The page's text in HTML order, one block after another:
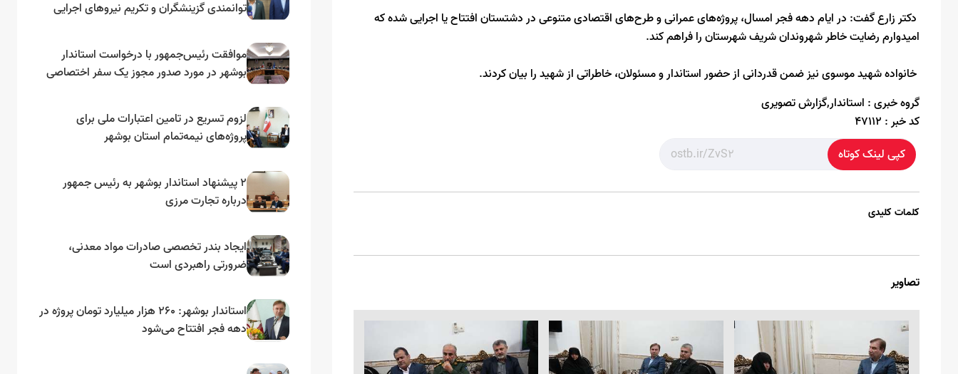
دکتر زارع گفت: در ایام دهه فجر امسال، پروژه‌های عمرانی و طرح‌های اقتصادی متنوعی در دشتستان افتتاح یا اجرایی شده که
امیدوارم رضایت خاطر شهروندان شریف شهرستان را فراهم کند.
خانواده شهید موسوی نیز ضمن قدردانی از حضور استاندار و مسئولان، خاطراتی از شهید را بیان کردند.
گروه خبری : استاندار,گزارش تصویری
کد خبر : 47112
کپی لینک کوتاه
کلمات کلیدی
تصاویر
توانمندی گزینشگران و تکریم نیروهای اجرایی
موافقت رئیس‌جمهور با درخواست استاندار
بوشهر در مورد صدور مجوز یک سفر اختصاصی
لزوم تسریع در تامین اعتبارات ملی برای
پروژه‌های نیمه‌تمام استان بوشهر
۲ پیشنهاد استاندار بوشهر به رئیس جمهور
درباره تجارت مرزی
ایجاد بندر تخصصی صادرات مواد معدنی،
ضرورتی راهبردی است
استاندار بوشهر: ۲۶۰ هزار میلیارد تومان پروژه در
دهه فجر افتتاح می‌شود